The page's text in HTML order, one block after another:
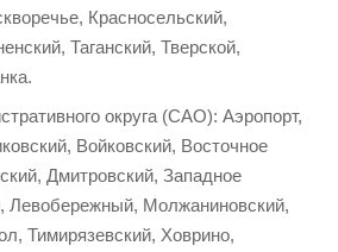
Красносельский,
Таганский, Тверской,
округа (САО): Аэропорт,
Войковский, Восточное
Дмитровский, Западное
Левобережный, Молжаниновский,
Тимирязевский, Ховрино,